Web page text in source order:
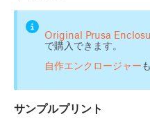
Original Prusa
で購入できます。
自作エンクロージャー
サンプルプリント